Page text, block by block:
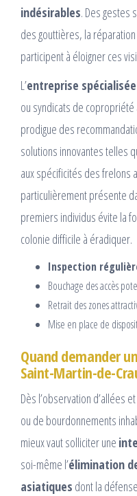
indésirables. Des gestes
des gouttières, la
participent à éloigner ces
L’entreprise spécialisée
ou syndicats de
prodigue des
solutions innovantes telles
aux spécificités des frelons
particulièrement présente
premiers individus évite la
colonie difficile à éradiquer.
Inspection
Bouchage des accès
Retrait des zones
Mise en place de
Quand demander
Saint-Martin-de-
Dès l’observation d’allées
ou de bourdonnements
mieux vaut solliciter une
soi-même l’élimination
asiatiques dont la